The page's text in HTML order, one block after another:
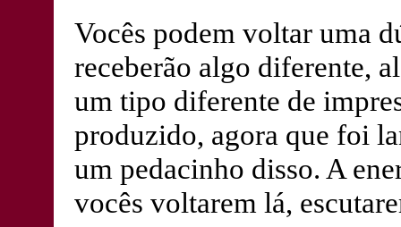
Vocês podem voltar uma
receberão algo diferente,
um tipo diferente de
produzido, agora que foi
um pedacinho disso. A
vocês voltarem lá,